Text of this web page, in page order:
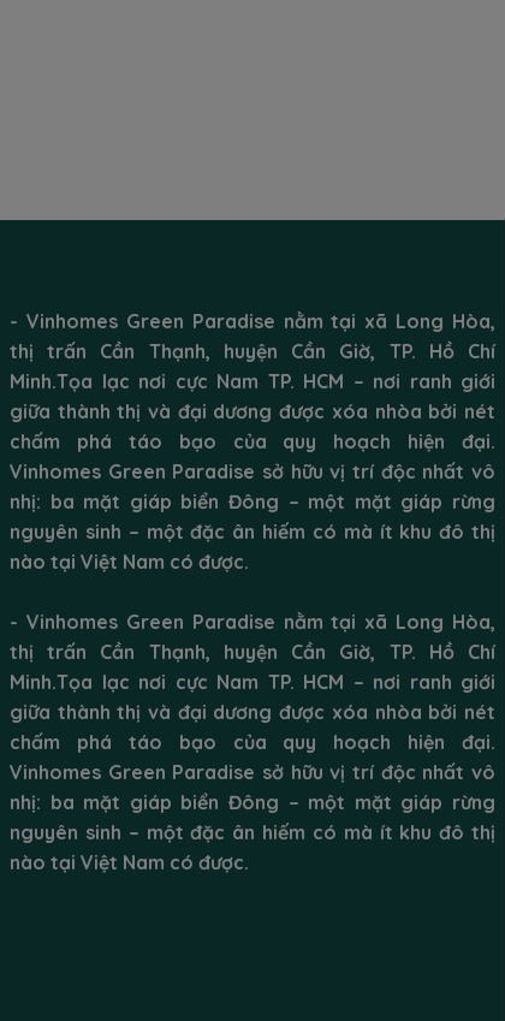
- Vinhomes Green Paradise nằm tại xã Long Hòa,
thị trấn Cần Thạnh, huyện Cần Giờ, TP. Hồ Chí
Minh.Tọa lạc nơi cực Nam TP. HCM – nơi ranh giới
giữa thành thị và đại dương được xóa nhòa bởi nét
chấm phá táo bạo của quy hoạch hiện đại.
Vinhomes Green Paradise sở hữu vị trí độc nhất vô
nhị: ba mặt giáp biển Đông – một mặt giáp rừng
nguyên sinh – một đặc ân hiếm có mà ít khu đô thị
nào tại Việt Nam có được.
- Vinhomes Green Paradise nằm tại xã Long Hòa,
thị trấn Cần Thạnh, huyện Cần Giờ, TP. Hồ Chí
Minh.Tọa lạc nơi cực Nam TP. HCM – nơi ranh giới
giữa thành thị và đại dương được xóa nhòa bởi nét
chấm phá táo bạo của quy hoạch hiện đại.
Vinhomes Green Paradise sở hữu vị trí độc nhất vô
nhị: ba mặt giáp biển Đông – một mặt giáp rừng
nguyên sinh – một đặc ân hiếm có mà ít khu đô thị
nào tại Việt Nam có được.